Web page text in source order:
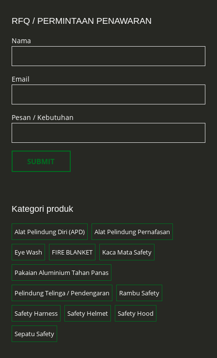
RFQ / PERMINTAAN PENAWARAN
Nama
Email
Pesan / Kebutuhan
Kategori produk
Alat Pelindung Diri (APD) Alat Pelindung Pernafasan
Eye Wash FIRE BLANKET Kaca Mata Safety
Pakaian Aluminium Tahan Panas
Pelindung Telinga / Pendengaran Rambu Safety
Safety Harness Safety Helmet Safety Hood
Sepatu Safety